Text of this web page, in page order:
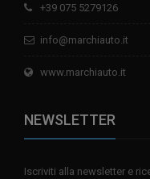
+39 075 5279126
info@marchiauto.it
www.marchiauto.it
NEWSLETTER
Iscriviti alla newsletter e